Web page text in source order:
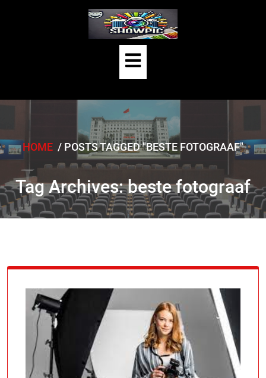
Open
Button
HOME / POSTS TAGGED "BESTE FOTOGRAAF"
Tag Archives: beste fotograaf